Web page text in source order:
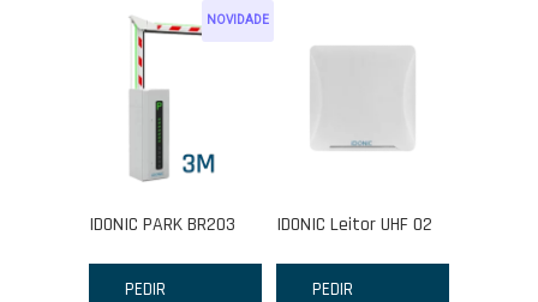
NOVIDADE
IDONIC PARK BR203
PEDIR
IDONIC Leitor UHF 02
PEDIR